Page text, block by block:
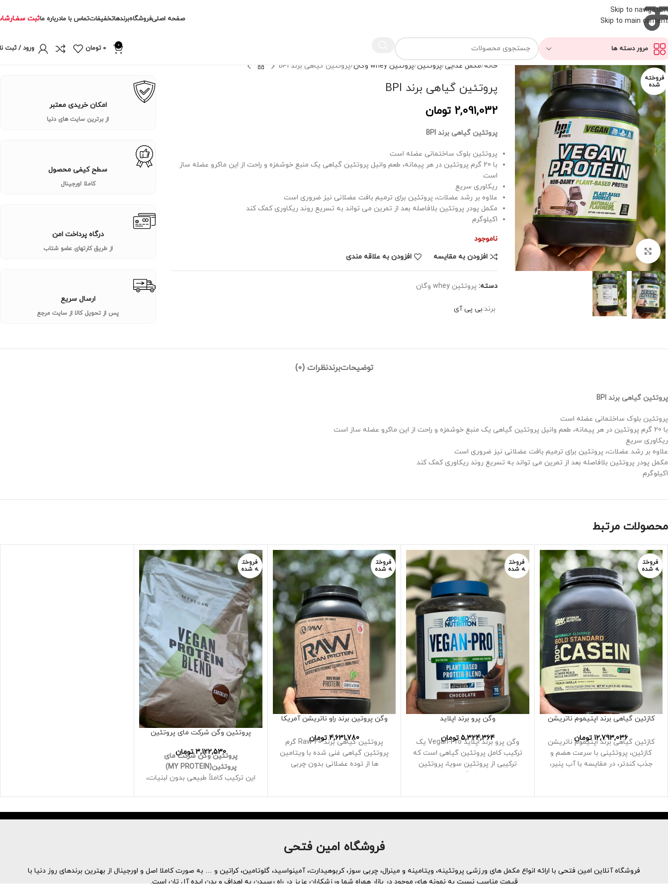
Skip to navigation
Skip to main content
صفحه اصلیفروشگاهبرندهاتخفیفاتتماس با مادرباره ماثبت
مرور دسته ها 0
0 تومان ورود / ثبت
فروخته
شده
برای بزرگنمایی کلیک کنید
خانه مکمل غذایی پروتئین پروتئین whey وگان پروتئین گیاهی برند BPI
پروتئین گیاهی برند BPI
2,091,032 تومان
پروتئین گیاهی برند BPI
پروتئین بلوک ساختمانی عضله است
با 20 گرم پروتئین در هر پیمانه، طعم وانیل پروتئین گیاهی یک منبع خوشمزه و راحت از این ماکرو عضله ساز
است
ریکاوری سریع
علاوه بر رشد عضلات، پروتئین برای ترمیم بافت عضلانی نیز ضروری است
مکمل پودر پروتئین بلافاصله بعد از تمرین می تواند به تسریع روند ریکاوری کمک کند
1کیلوگرم
ناموجود
افزودن به مقایسه
افزودن به علاقه مندی
دسته: پروتئین whey وگان
برند:بی پی آی
امکان خریدی معتبر
از برترین سایت های دنیا
سطح کیفی محصول
کاملا اورجینال
درگاه پرداخت امن
از طریق کارتهای عضو شتاب
ارسال سریع
پس از تحویل کالا از سایت مرجع
توضیحاتبرندنظرات (0)
پروتئین گیاهی برند BPI
پروتئین بلوک ساختمانی عضله است
با 20 گرم پروتئین در هر پیمانه، طعم وانیل پروتئین گیاهی یک منبع خوشمزه و راحت از این ماکرو عضله ساز است
ریکاوری سریع
علاوه بر رشد عضلات، پروتئین برای ترمیم بافت عضلانی نیز ضروری است
مکمل پودر پروتئین بلافاصله بعد از تمرین می تواند به تسریع روند ریکاوری کمک کند
1کیلوگرم
محصولات مرتبط
فروخت
ه شده
کازئین گیاهی برند اپتیموم ناتریشن
12,793,036 تومان
کازئین گیاهی برند اپتیموم ناتریشن
کازئین، پروتئینی با سرعت هضم و
جذب کندتر، در مقایسه با آب پنیر،
فروخت
ه شده
وگن پرو برند اپلاید
5,324,364 تومان
وگن پرو برند اپلاید Vegan-Pro یک
ترکیب کامل پروتئین گیاهی است که
ترکیبی از پروتئین سویا، پروتئین
نخود فرنگی، قهوه
فروخت
ه شده
وگن‌ پروتین برند راو ناتریشن آمریکا
4,631,780 تومان
پروتئین گیاهی برند Raw 20 گرم
پروتئین گیاهی غنی شده با ویتامین
ها از توده عضلانی بدون چربی
فروخت
ه شده
پروتئین وگن شرکت مای پروتئین
3,122,530 تومان
پروتئین وگن شرکت مای
پروتئین(MY PROTEIN)
این ترکیب کاملاً طبیعی بدون لبنیات،
از 22 گرم پروتئین در هر وعده برای
افرادی است که با رژیم غذایی گیاهی
تمرین می کنند
اندام شما ایجاد شده است
فروشگاه امین فتحی
فروشگاه آنلاین امین فتحی با ارائه انواع مکمل های ورزشی پروتئینه، ویتامینه و مینرال، چربی سوز، کربوهیدارت، آمینواسید، گلوتامین، کراتین و … به صورت کاملا اصل و اورجینال از بهترین برندهای روز دنیا با
قیمت مناسب نسبت به نمونه های موجود در بازار همراه شما ورزشکاران عزیز در راه رسیدن به اهداف و بدن ایده آل تان است.